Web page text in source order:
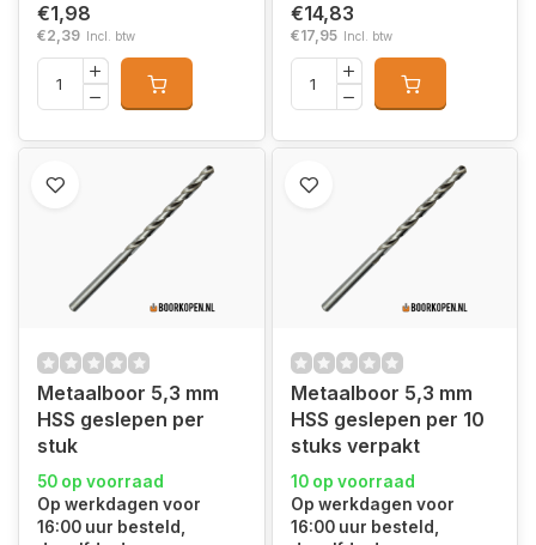
€1,98
€2,39 Incl. btw
€14,83
€17,95 Incl. btw
Metaalboor 5,3 mm
HSS geslepen per
stuk
50 op voorraad
Op werkdagen voor
16:00 uur besteld,
Metaalboor 5,3 mm
HSS geslepen per 10
stuks verpakt
10 op voorraad
Op werkdagen voor
16:00 uur besteld,